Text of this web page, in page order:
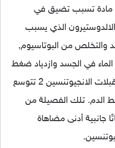
مادة تسبب تضيق في
الذي يسبب
والتخلص من البوتاسيوم,
في الجسد وازدياد ضغط
الدم. لهذا بواسطة حصر مستقبلات الانجيوتنسين 2 تتوسع
الدم. تلك الفصيلة من
جانبية أدنى مضاهاة